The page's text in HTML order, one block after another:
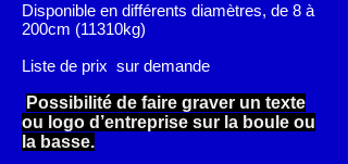
Disponible en différents diamètres, de 8 à
200cm (11310kg)
Liste de prix sur demande
Possibilité de faire graver un texte
ou logo d’entreprise sur la boule ou
la basse.